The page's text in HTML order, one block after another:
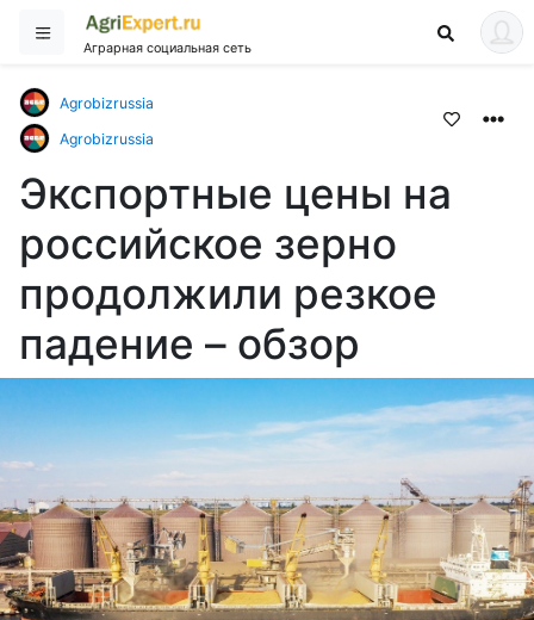
Аграрная социальная сеть
Agrobizrussia
Agrobizrussia
Экспортные цены на
российское зерно
продолжили резкое
падение – обзор